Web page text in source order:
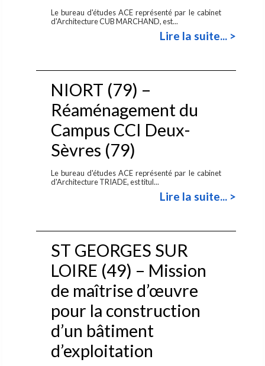
Le bureau d'études ACE représenté par le cabinet
d'Architecture CUB MARCHAND, est...
Lire la suite... >
NIORT (79) –
Réaménagement du
Campus CCI Deux-
Sèvres (79)
Le bureau d'études ACE représenté par le cabinet
d'Architecture TRIADE, est titul...
Lire la suite... >
ST GEORGES SUR
LOIRE (49) – Mission
de maîtrise d’œuvre
pour la construction
d’un bâtiment
d’exploitation